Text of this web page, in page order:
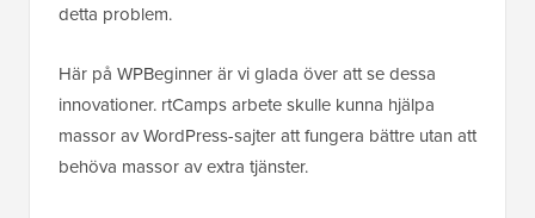
detta problem.
Här på WPBeginner är vi glada över att se dessa
innovationer. rtCamps arbete skulle kunna hjälpa
massor av WordPress-sajter att fungera bättre utan att
behöva massor av extra tjänster.